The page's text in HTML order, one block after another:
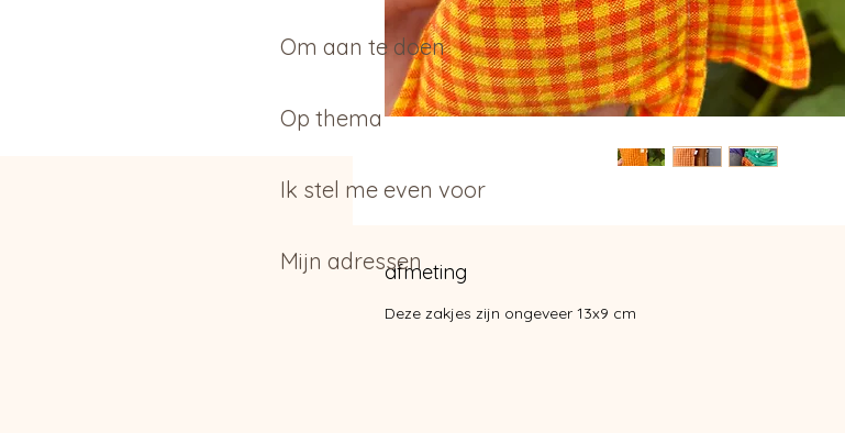
Om aan te doen
Op thema
Ik stel me even voor
Mijn adressenafmeting
Deze zakjes zijn ongeveer 13x9 cm